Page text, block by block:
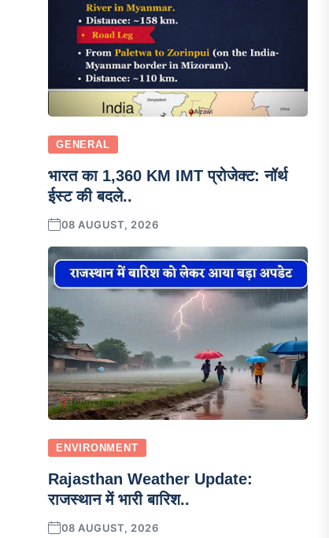
GENERAL
भारत का 1,360 KM IMT प्रोजेक्ट: नॉर्थ
ईस्ट की बदले..
08 AUGUST, 2026
ENVIRONMENT
Rajasthan Weather Update:
राजस्थान में भारी बारिश..
08 AUGUST, 2026